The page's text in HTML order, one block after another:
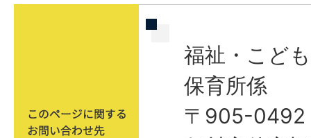
福祉・こど
保育所係
〒905-0492